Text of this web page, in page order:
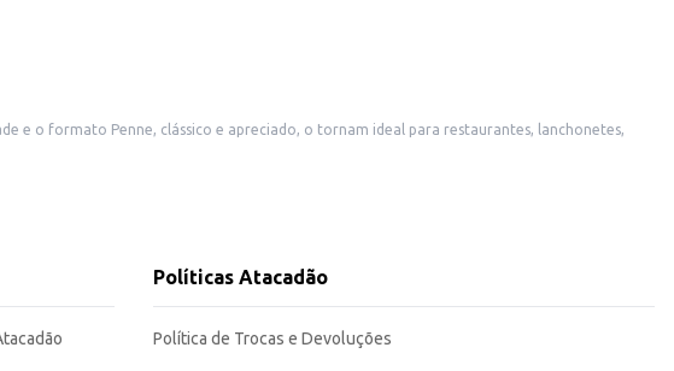
Sua qualidade e rendimento contribuem para um
Políticas Atacadão
Política de Trocas e Devoluções